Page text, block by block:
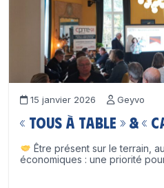
15 janvier 2026 Geyvo
« Tous à table » & «
Être présent sur le terrain,
économiques : une priorité